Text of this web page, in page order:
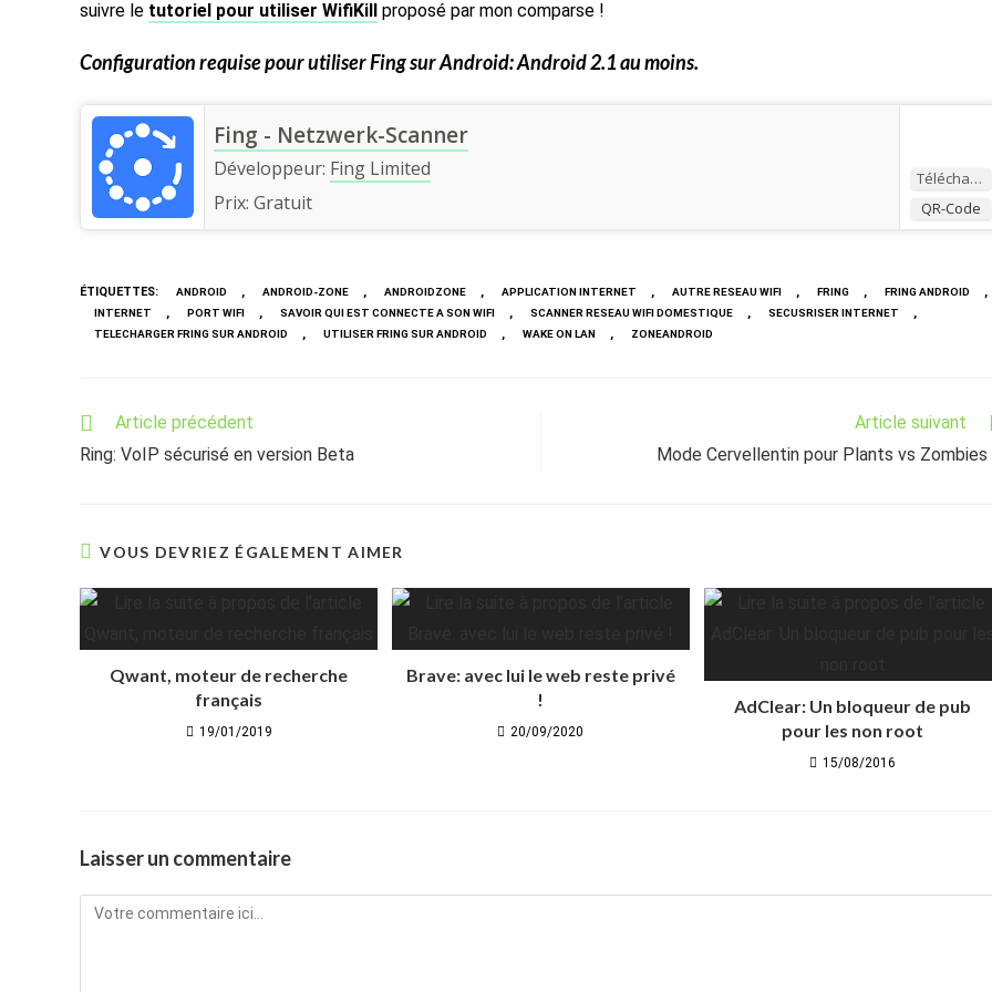
suivre le tutoriel pour utiliser WifiKill proposé par mon comparse !
Configuration requise pour utiliserFingsur Android: Android 2.1 au moins.
Télécharger
QR-Code
Fing - Netzwerk-Scanner
Développeur: Fing Limited
Prix: Gratuit
ÉTIQUETTES: ANDROID , ANDROID-ZONE , ANDROIDZONE , APPLICATION INTERNET , AUTRE RESEAU WIFI , FRING , FRING ANDROID ,
INTERNET , PORT WIFI , SAVOIR QUI EST CONNECTE A SON WIFI , SCANNER RESEAU WIFI DOMESTIQUE , SECUSRISER INTERNET ,
TELECHARGER FRING SUR ANDROID , UTILISER FRING SUR ANDROID , WAKE ON LAN , ZONEANDROID
Read
articles
Article précédent
Ring: VoIP sécurisé en version Beta
Article suivant
Mode Cervellentin pour Plants vs Zombies
VOUS DEVRIEZ ÉGALEMENT AIMER
Qwant, moteur de recherche
français
19/01/2019
Brave: avec lui le web reste privé
!
20/09/2020
AdClear: Un bloqueur de pub
pour les non root
15/08/2016
Laisser un commentaire
Comment